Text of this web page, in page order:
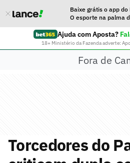
Baixe grátis o app do
O esporte na palma
Ajuda com Aposta?
18+ Ministério da Fazenda adverte:
Fora de
Torcedores do